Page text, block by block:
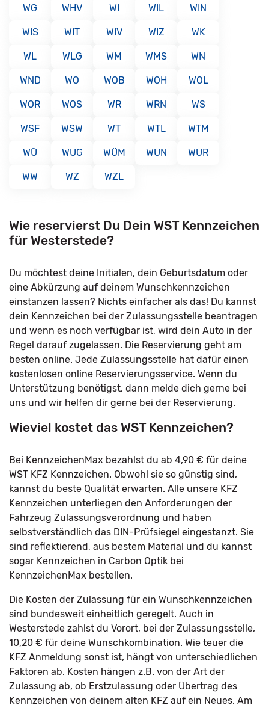
WG WHV WI WIL WIN
WIS WIT WIV WIZ WK
WL WLG WM WMS WN
WND WO WOB WOH WOL
WOR WOS WR WRN WS
WSF WSW WT WTL WTM
WÜ WUG WÜM WUN WUR
WW WZ WZL
Wie reservierst Du Dein WST Kennzeichen
für Westerstede?
Du möchtest deine Initialen, dein Geburtsdatum oder
eine Abkürzung auf deinem Wunschkennzeichen
einstanzen lassen? Nichts einfacher als das! Du kannst
dein Kennzeichen bei der Zulassungsstelle beantragen
und wenn es noch verfügbar ist, wird dein Auto in der
Regel darauf zugelassen. Die Reservierung geht am
besten online. Jede Zulassungsstelle hat dafür einen
kostenlosen online Reservierungsservice. Wenn du
Unterstützung benötigst, dann melde dich gerne bei
uns und wir helfen dir gerne bei der Reservierung.
Wieviel kostet das WST Kennzeichen?
Bei KennzeichenMax bezahlst du ab 4,90 € für deine
WST KFZ Kennzeichen. Obwohl sie so günstig sind,
kannst du beste Qualität erwarten. Alle unsere KFZ
Kennzeichen unterliegen den Anforderungen der
Fahrzeug Zulassungsverordnung und haben
selbstverständlich das DIN-Prüfsiegel eingestanzt. Sie
sind reflektierend, aus bestem Material und du kannst
sogar Kennzeichen in Carbon Optik bei
KennzeichenMax bestellen.
Die Kosten der Zulassung für ein Wunschkennzeichen
sind bundesweit einheitlich geregelt. Auch in
Westerstede zahlst du Vorort, bei der Zulassungsstelle,
10,20 € für deine Wunschkombination. Wie teuer die
KFZ Anmeldung sonst ist, hängt von unterschiedlichen
Faktoren ab. Kosten hängen z.B. von der Art der
Zulassung ab, ob Erstzulassung oder Übertrag des
Kennzeichen von deinem alten KFZ auf ein Neues. Am